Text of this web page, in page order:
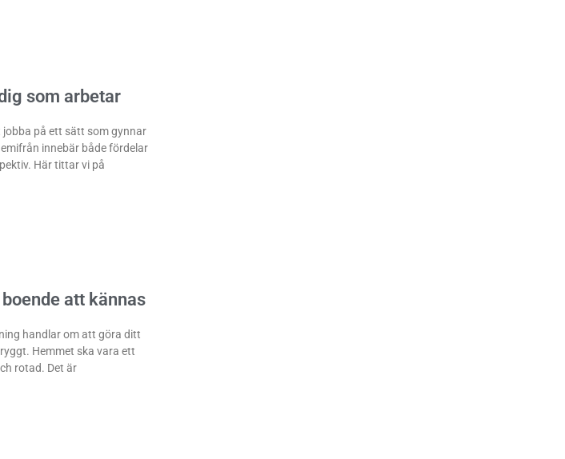
som arbetar
på ett sätt som gynnar
innebär både fördelar
Här tittar vi på
att kännas
handlar om att göra ditt
Hemmet ska vara ett
rotad. Det är